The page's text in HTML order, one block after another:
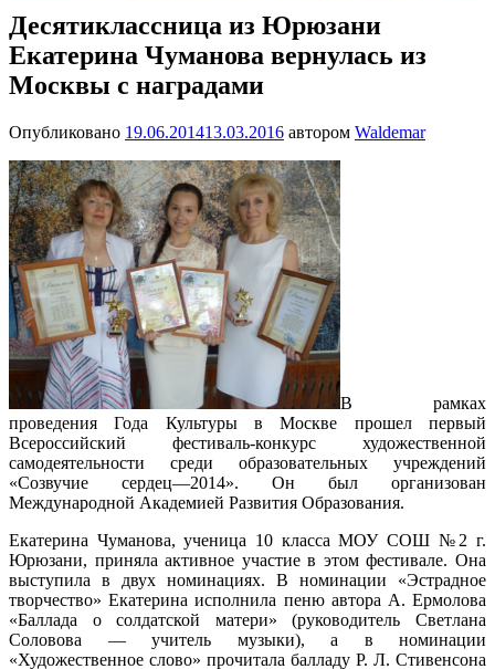
Десятиклассница из Юрюзани
Екатерина Чуманова вернулась из
Москвы с наградами
Опубликовано 19.06.201413.03.2016 автором Waldemar
В рамках
проведения Года Культуры в Москве прошел первый
Всероссийский фестиваль-конкурс художественной
самодеятельности среди образовательных учреждений
«Созвучие сердец—2014». Он был организован
Международной Академией Развития Образования.
Екатерина Чуманова, ученица 10 класса МОУ СОШ №2 г.
Юрюзани, приняла активное участие в этом фестивале. Она
выступила в двух номинациях. В номинации «Эстрадное
творчество» Екатерина исполнила пеню автора А. Ермолова
«Баллада о солдатской матери» (руководитель Светлана
Соловова — учитель музыки), а в номинации
«Художественное слово» прочитала балладу Р. Л. Стивенсона